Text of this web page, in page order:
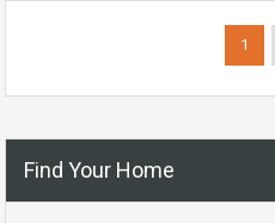
1
Find Your Home